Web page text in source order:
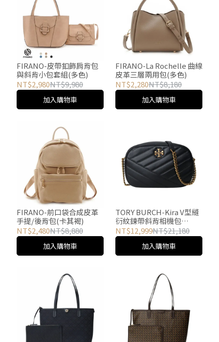
FIRANO-皮帶釦飾肩背包
與斜背小包套組(多色)
NT$2,980NT$9,980
加入購物車
FIRANO-La Rochelle 曲線
皮革三層兩用包(多色)
NT$2,280NT$8,180
加入購物車
FIRANO-前口袋合成皮革
手提/後背包(卡其褐)
NT$2,480NT$8,880
加入購物車
TORY BURCH-Kira V型縫
衍紋鍊帶斜背相機包
(黑)mini
NT$12,999NT$21,180
加入購物車